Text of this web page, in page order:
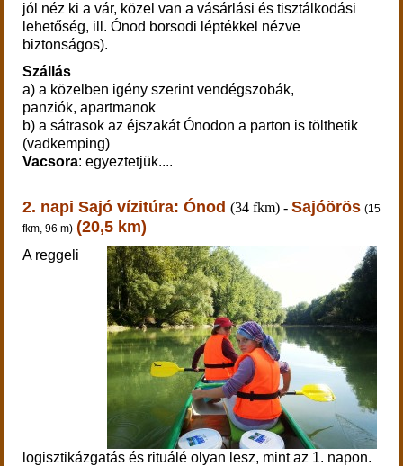
jól néz ki a vár, közel van a vásárlási és tisztálkodási
lehetőség, ill. Ónod borsodi léptékkel nézve
biztonságos).
Szállás
a) a közelben igény szerint vendégszobák,
panziók, apartmanok
b) a sátrasok az éjszakát Ónodon a parton is tölthetik
(vadkemping)
Vacsora: egyeztetjük....
2. napi Sajó vízitúra: Ónod (34 fkm) - Sajóörös (15
fkm, 96 m) (20,5 km)
A reggeli
logisztikázgatás és rituálé olyan lesz, mint az 1. napon.